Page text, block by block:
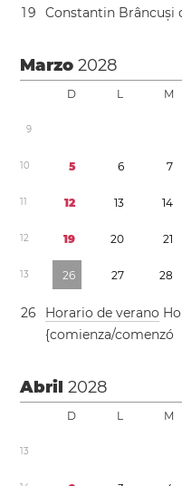
19 Constantin Brâncuși
Marzo2028
D L M
9
10 5 6 7
11 12 13 14
12 19 20 21
13 26 27 28
26 Horario de verano
{comienza/comenzó
Abril2028
D L M
13